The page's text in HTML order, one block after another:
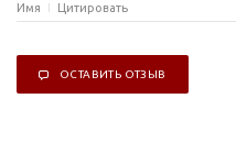
Имя Цитировать
ОСТАВИТЬ ОТЗЫВ